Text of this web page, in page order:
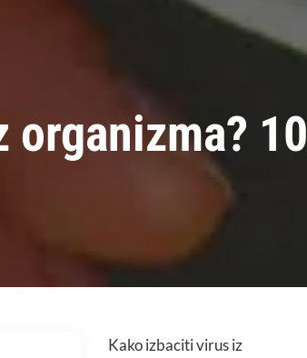
10
Kako izbaciti virus iz